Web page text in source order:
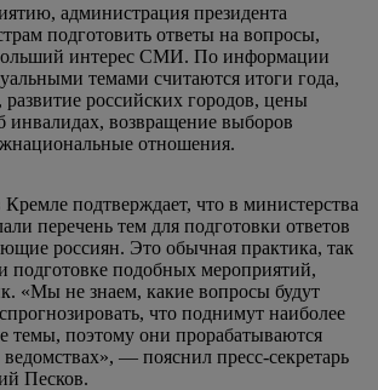
администрация президента
подготовить ответы на вопросы,
интерес СМИ. По информации
темами считаются итоги года,
российских городов, цены
инвалидах, возвращение выборов
отношения.
подтверждает, что в министерства
перечень тем для подготовки ответов
россиян. Это обычная практика, так
подготовке подобных мероприятий,
«Мы не знаем, какие вопросы будут
что поднимут наиболее
темы, поэтому они прорабатываются
— пояснил пресс-секретарь
Песков.